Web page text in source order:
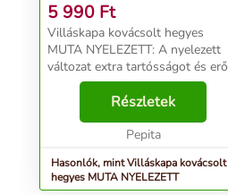
5 990 Ft
Villáskapa kovácsolt hegyes
MUTA NYELEZETT: A nyelezett
változat extra tartósságot és
biztosít a kovácsolt hegyes MUTA
villáskapának. Kiváló választás a
nehezebb talajmunkákhoz....
Részletek
Pepita
Hasonlók, mint Villáskapa kovácsolt
hegyes MUTA NYELEZETT